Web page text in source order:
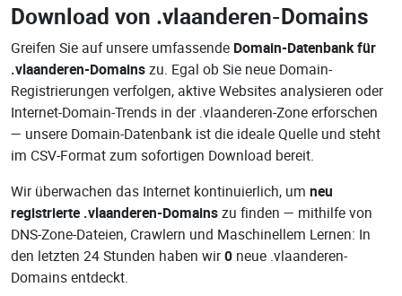
Download von .vlaanderen-Domains
Greifen Sie auf unsere umfassende Domain-Datenbank für
.vlaanderen-Domainszu. Egal ob Sie neue Domain-
Registrierungen verfolgen, aktive Websites analysieren oder
Internet-Domain-Trends in der .vlaanderen-Zone erforschen
— unsere Domain-Datenbank ist die ideale Quelle und steht
im CSV-Format zum sofortigen Download bereit.
Wir überwachen das Internet kontinuierlich, um neu
registrierte .vlaanderen-Domainszu finden — mithilfe von
DNS-Zone-Dateien, Crawlern und Maschinellem Lernen: In
den letzten 24 Stunden haben wir0 neue .vlaanderen-
Domains entdeckt.